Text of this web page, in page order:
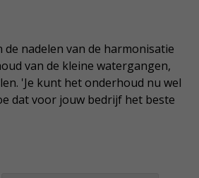
de nadelen van de harmonisatie
van de kleine watergangen,
'Je kunt het onderhoud nu wel
dat voor jouw bedrijf het beste